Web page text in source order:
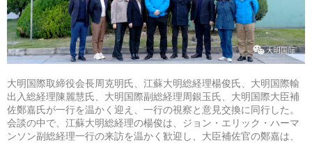
大明国際取締役会長周克明氏、江蘇大明総経理楊俊氏、大明国際輸
出入総経理陳麗慧氏、大明国際副総経理周銀玉氏、大明国際大臣補
佐鄭嘉氏が一行を温かく迎え、一行の視察と意見交換に同行した。
会談の中で、江蘇大明総経理の楊俊は、ジョン・エリック・ハーマ
ンソン副総経理一行の来訪を温かく歓迎し、大臣補佐官の鄭嘉は、